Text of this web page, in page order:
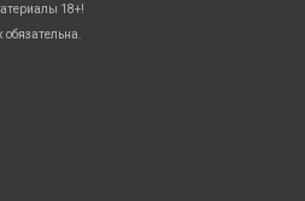
18+!